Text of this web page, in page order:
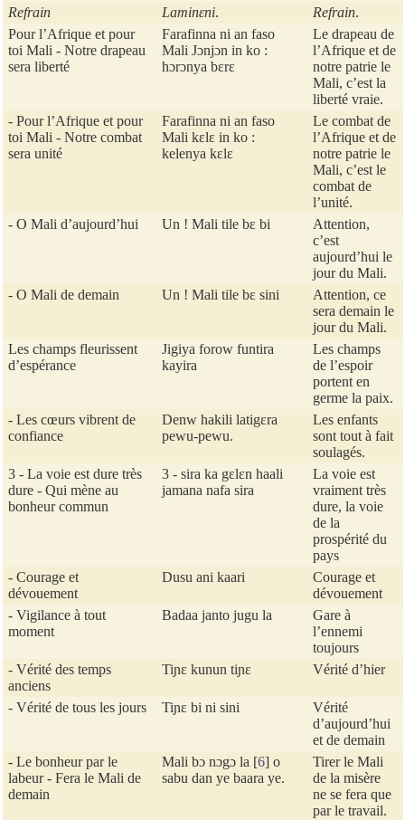
Refrain
Laminɛni. Refrain.
Pour l’Afrique et pour
toi Mali - Notre drapeau
sera liberté
Farafinna ni an faso
Mali Jɔnjɔn in ko :
hɔrɔnya bɛrɛ
Le drapeau de
l’Afrique et de
notre patrie le
Mali, c’est la
liberté vraie.
- Pour l’Afrique et pour
toi Mali - Notre combat
sera unité
Farafinna ni an faso
Mali kɛlɛ in ko :
kelenya kɛlɛ
Le combat de
l’Afrique et de
notre patrie le
Mali, c’est le
combat de
l’unité.
- O Mali d’aujourd’hui
Un ! Mali tile bɛ bi
Attention,
c’est
aujourd’hui le
jour du Mali.
- O Mali de demain
Un ! Mali tile bɛ sini
Attention, ce
sera demain le
jour du Mali.
Les champs fleurissent
d’espérance
Jigiya forow funtira
kayira
Les champs
de l’espoir
portent en
germe la paix.
- Les cœurs vibrent de
confiance
Denw hakili latigɛra
pewu-pewu.
Les enfants
sont tout à fait
soulagés.
3 - La voie est dure très
dure - Qui mène au
bonheur commun
3 - sira ka gɛlɛn haali
jamana nafa sira
La voie est
vraiment très
dure, la voie
de la
prospérité du
pays
- Courage et
dévouement
Dusu ani kaari
Courage et
dévouement
- Vigilance à tout
moment
Badaa janto jugu la
Gare à
l’ennemi
toujours
- Vérité des temps
anciens
Tiɲɛ kunun tiɲɛ Vérité d’hier
- Vérité de tous les jours Tiɲɛ bi ni sini
Vérité
d’aujourd’hui
et de demain
- Le bonheur par le
labeur - Fera le Mali de
demain
Mali bɔ nɔgɔ la [6]o
sabu dan ye baara ye.
Tirer le Mali
de la misère
ne se fera que
par le travail.